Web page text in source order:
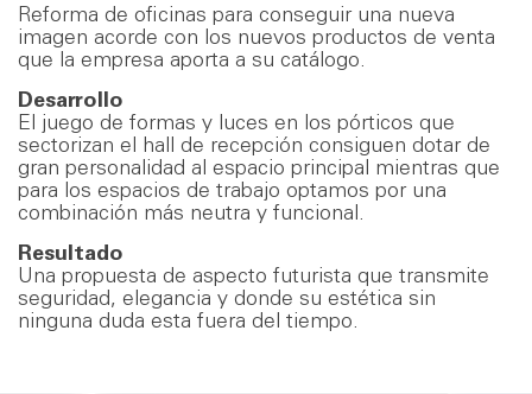
Reforma de oficinas para conseguir una nueva
imagen acorde con los nuevos productos de venta
que la empresa aporta a su catálogo.
Desarrollo
El juego de formas y luces en los pórticos que
sectorizan el hall de recepción consiguen dotar de
gran personalidad al espacio principal mientras que
para los espacios de trabajo optamos por una
combinación más neutra y funcional.
Resultado
Una propuesta de aspecto futurista que transmite
seguridad, elegancia y donde su estética sin
ninguna duda esta fuera del tiempo.